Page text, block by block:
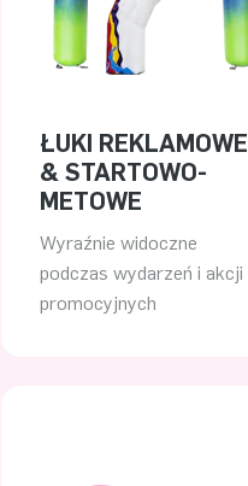
ŁUKI REKLAMOWE
& STARTOWO-
METOWE
Wyraźnie widoczne
podczas wydarzeń i akcji
promocyjnych